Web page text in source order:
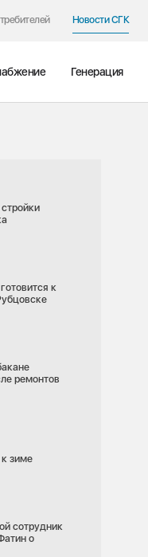
Новости СГК
Генерация
к
ремонтов
зиме
сотрудник
о